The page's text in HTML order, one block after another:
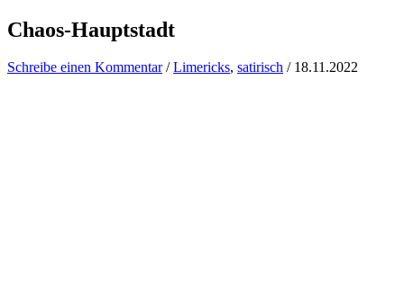
Chaos-Hauptstadt
Schreibe einen Kommentar /Limericks, satirisch / 18.11.2022